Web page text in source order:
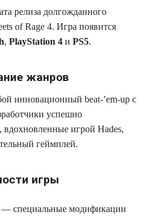
релиза долгожданного
of Rage 4. Игра появится
, PlayStation 4 и PS5.
жанров
инновационный beat-’em-up с
успешно
игрой Hades,
геймплей.
игры
— специальные модификации